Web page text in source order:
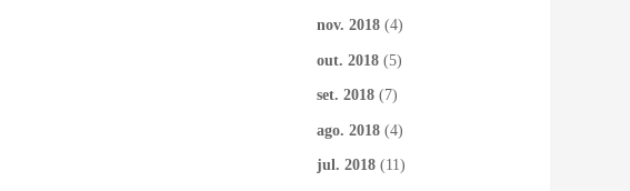
nov. 2018 (4)
out. 2018 (5)
set. 2018 (7)
ago. 2018 (4)
jul. 2018 (11)